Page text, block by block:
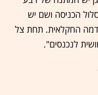
הכניסה ושם יש
החקלאית. תחת צל
לנכנסים".